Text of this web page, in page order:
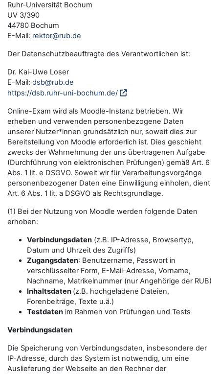
Ruhr-Universität Bochum
UV 3/390
44780 Bochum
E-Mail: rektor@rub.de
Der Datenschutzbeauftragte des Verantwortlichen ist:
Dr. Kai-Uwe Loser
E-Mail: dsb@rub.de
https://dsb.ruhr-uni-bochum.de/
Online-Exam wird als Moodle-Instanz betrieben. Wir
erheben und verwenden personenbezogene Daten
unserer Nutzer*innen grundsätzlich nur, soweit dies zur
Bereitstellung von Moodle erforderlich ist. Dies geschieht
zwecks der Wahrnehmung der uns übertragenen Aufgabe
(Durchführung von elektronischen Prüfungen) gemäß Art. 6
Abs. 1 lit. e DSGVO. Soweit wir für Verarbeitungsvorgänge
personenbezogener Daten eine Einwilligung einholen, dient
Art. 6 Abs. 1 lit. a DSGVO als Rechtsgrundlage.
(1) Bei der Nutzung von Moodle werden folgende Daten
erhoben:
Verbindungsdaten (z.B. IP-Adresse, Browsertyp,
Datum und Uhrzeit des Zugriffs)
Zugangsdaten: Benutzername, Passwort in
verschlüsselter Form, E-Mail-Adresse, Vorname,
Nachname, Matrikelnummer (nur Angehörige der RUB)
Inhaltsdaten (z.B. hochgeladene Dateien,
Forenbeiträge, Texte u.ä.)
Testdaten im Rahmen von Prüfungen und Tests
Verbindungsdaten
Die Speicherung von Verbindungsdaten, insbesondere der
IP-Adresse, durch das System ist notwendig, um eine
Auslieferung der Webseite an den Rechner der